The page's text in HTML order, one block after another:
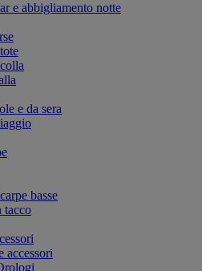
e abbigliamento notte
e da sera
basse
tacco
accessori